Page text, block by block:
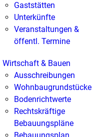
Gaststätten
Unterkünfte
Veranstaltungen &
öffentl. Termine
Wirtschaft & Bauen
Ausschreibungen
Wohnbaugrundstücke
Bodenrichtwerte
Rechtskräftige
Bebauungspläne